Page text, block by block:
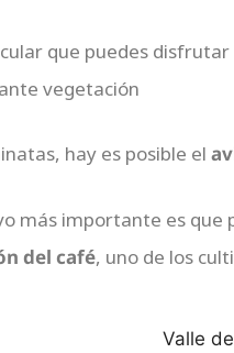
que puedes disfrutar
vegetación
hay es posible el
más importante es que
del café, uno de los